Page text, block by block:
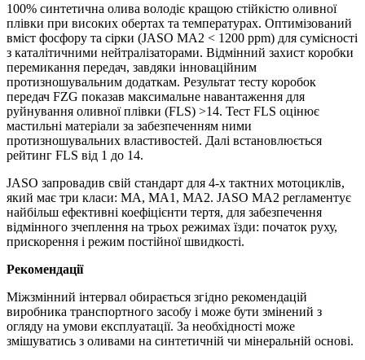
100% синтетична олива володіє кращою стійкістю оливної
плівки при високих обертах та температурах. Оптимізований
вміст фосфору та сірки (JASO MA2 < 1200 ppm) для сумісності
з каталітичними нейтралізаторами. Відмінний захист коробки
перемикання передач, завдяки інноваційним
протизношувальним додаткам. Результат тесту коробок
передач FZG показав максимальне навантаження для
руйнування оливної плівки (FLS) >14. Тест FLS оцінює
мастильні матеріали за забезпеченням ними
протизношувальних властивостей. Далі встановлюється
рейтинг FLS від 1 до 14.
JASO запровадив свій стандарт для 4-х тактних мотоциклів,
який має три класи: МА, МА1, МА2. JASO MA2 регламентує
найбільш ефективні коефіцієнти тертя, для забезпечення
відмінного зчеплення на трьох режимах їзди: початок руху,
прискорення і режим постійної швидкості.
Рекомендації
Міжзмінний інтервал обирається згідно рекомендацій
виробника транспортного засобу і може бути змінений з
огляду на умови експлуатації. За необхідності може
змішуватись з оливами на синтетичній чи мінеральній основі.